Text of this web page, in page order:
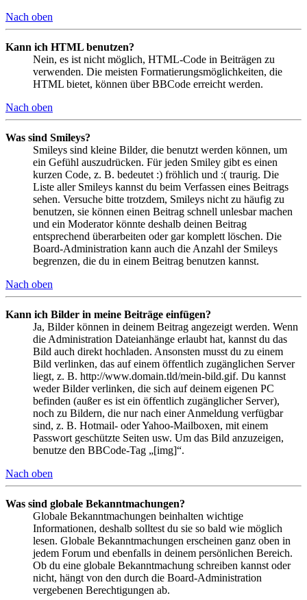
Nach oben
Kann ich HTML benutzen?
Nein, es ist nicht möglich, HTML-Code in Beiträgen zu
verwenden. Die meisten Formatierungsmöglichkeiten, die
HTML bietet, können über BBCode erreicht werden.
Nach oben
Was sind Smileys?
Smileys sind kleine Bilder, die benutzt werden können, um
ein Gefühl auszudrücken. Für jeden Smiley gibt es einen
kurzen Code, z. B. bedeutet :) fröhlich und :( traurig. Die
Liste aller Smileys kannst du beim Verfassen eines Beitrags
sehen. Versuche bitte trotzdem, Smileys nicht zu häufig zu
benutzen, sie können einen Beitrag schnell unlesbar machen
und ein Moderator könnte deshalb deinen Beitrag
entsprechend überarbeiten oder gar komplett löschen. Die
Board-Administration kann auch die Anzahl der Smileys
begrenzen, die du in einem Beitrag benutzen kannst.
Nach oben
Kann ich Bilder in meine Beiträge einfügen?
Ja, Bilder können in deinem Beitrag angezeigt werden. Wenn
die Administration Dateianhänge erlaubt hat, kannst du das
Bild auch direkt hochladen. Ansonsten musst du zu einem
Bild verlinken, das auf einem öffentlich zugänglichen Server
liegt, z. B. http://www.domain.tld/mein-bild.gif. Du kannst
weder Bilder verlinken, die sich auf deinem eigenen PC
befinden (außer es ist ein öffentlich zugänglicher Server),
noch zu Bildern, die nur nach einer Anmeldung verfügbar
sind, z. B. Hotmail- oder Yahoo-Mailboxen, mit einem
Passwort geschützte Seiten usw. Um das Bild anzuzeigen,
benutze den BBCode-Tag „[img]“.
Nach oben
Was sind globale Bekanntmachungen?
Globale Bekanntmachungen beinhalten wichtige
Informationen, deshalb solltest du sie so bald wie möglich
lesen. Globale Bekanntmachungen erscheinen ganz oben in
jedem Forum und ebenfalls in deinem persönlichen Bereich.
Ob du eine globale Bekanntmachung schreiben kannst oder
nicht, hängt von den durch die Board-Administration
vergebenen Berechtigungen ab.